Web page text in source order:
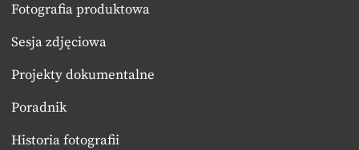
Fotografia produktowa
Sesja zdjęciowa
Projekty dokumentalne
Poradnik
Historia fotografii